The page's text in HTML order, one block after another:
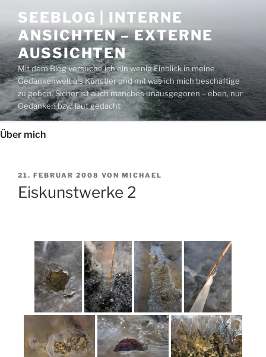
Inhalt
springen
SEEBLOG | INTERNE
ANSICHTEN – EXTERNE
AUSSICHTEN
Mit dem Blog versuche ich ein wenig Einblick in meine
Gedankenwelt als Künstler und mit was ich mich beschäftige
zu geben. Sicher ist auch manches unausgegoren – eben, nur
Gedanken bzw. laut gedacht
Über mich
VERÖFFENTLICHT
AM
21. FEBRUAR 2008 VON MICHAEL
Eiskunstwerke 2